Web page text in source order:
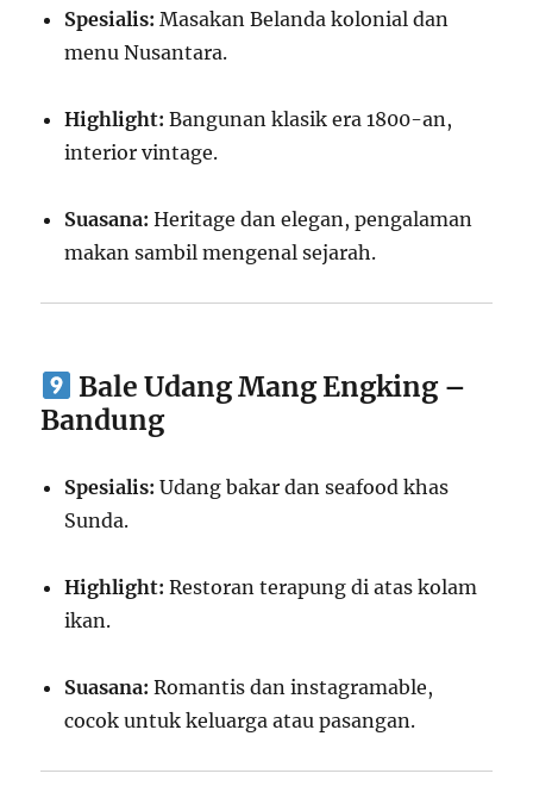
Spesialis: Masakan Belanda kolonial dan
menu Nusantara.
Highlight: Bangunan klasik era 1800-an,
interior vintage.
Suasana: Heritage dan elegan, pengalaman
makan sambil mengenal sejarah.
Bale Udang Mang Engking –
Bandung
Spesialis: Udang bakar dan seafood khas
Sunda.
Highlight: Restoran terapung di atas kolam
ikan.
Suasana: Romantis dan instagramable,
cocok untuk keluarga atau pasangan.